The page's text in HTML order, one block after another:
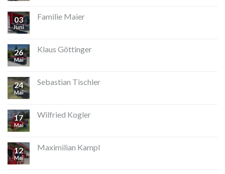
03
Juni
Familie Maier
26
Mai
Klaus Göttinger
24
Mai
Sebastian Tischler
17
Mai
Wilfried Kogler
12
Mai
Maximilian Kampl